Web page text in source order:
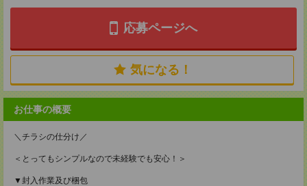
応募ページへ
気になる！
お仕事の概要
＼チラシの仕分け／
＜とってもシンプルなので未経験でも安心！＞
▼封入作業及び梱包